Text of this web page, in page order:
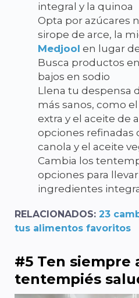
integral y la quinoa
Opta por azúcares
sirope de arce, la
Medjool en lugar
Busca productos
bajos en sodio
Llena tu despensa
más sanos, como
extra y el aceite de
opciones refinadas
canola y el aceite
Cambia los
opciones para
ingredientes
RELACIONADOS: 23
tus alimentos favoritos
#5 Ten siempre
tentempiés